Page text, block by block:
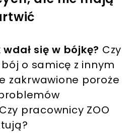
się w bójkę? Czy
o samicę z innym
zakrwawione poroże
pracownicy ZOO